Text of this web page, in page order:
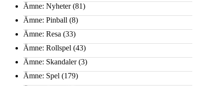
Ämne: Nyheter(81)
Ämne: Pinball (8)
Ämne: Resa (33)
Ämne: Rollspel (43)
Ämne: Skandaler(3)
Ämne: Spel (179)